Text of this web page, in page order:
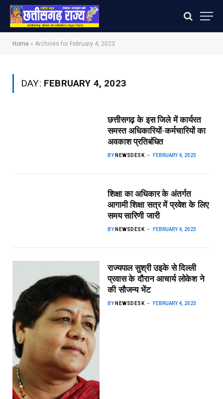
Home » Archives for February 4, 2023
DAY: FEBRUARY 4, 2023
छत्तीसगढ़ के इस जिले में कार्यरत
समस्त अधिकारियों-कर्मचारियों का
अवकाश प्रतिबंधित
BY NEWSDESK FEBRUARY 4, 2023
शिक्षा का अधिकार के अंतर्गत
आगामी शिक्षा सत्र में प्रवेश के लिए
समय सारिणी जारी
BY NEWSDESK FEBRUARY 4, 2023
राज्यपाल सुश्री उइके से दिल्ली
प्रवास के दौरान आचार्य लोकेश ने
की सौजन्य भेंट
BY NEWSDESK FEBRUARY 4, 2023